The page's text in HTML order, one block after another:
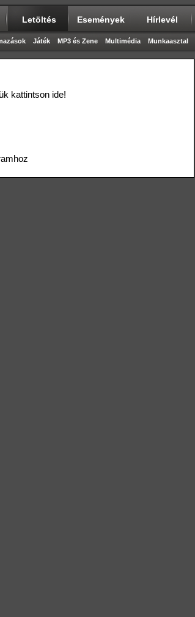
Letöltés Események Hírlevél
Játék MP3 és Zene Multimédia Munkaasztal
kattintson ide!